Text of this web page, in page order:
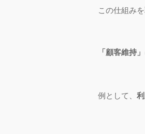
この仕組み
「顧客維持」
例として、